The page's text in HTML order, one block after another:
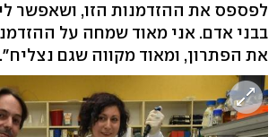
לפספס את ההזדמנות הזו, ושאפשר
בבני אדם. אני מאוד שמחה על
את הפתרון, ומאוד מקווה שגם נצליח".